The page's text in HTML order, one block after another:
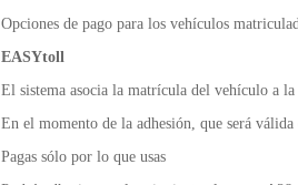
Opciones de pago para los vehículos
EASYtoll
El sistema asocia la matrícula del vehículo a
En el momento de la adhesión, que será
Pagas sólo por lo que usas